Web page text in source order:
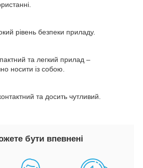
рівень безпеки приладу.
та легкий прилад –
носити із собою.
та досить чутливий.
бути впевнені